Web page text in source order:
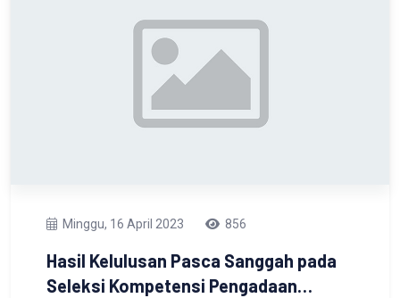
Minggu, 16 April 2023 856
Hasil Kelulusan Pasca Sanggah pada
Seleksi Kompetensi Pengadaan